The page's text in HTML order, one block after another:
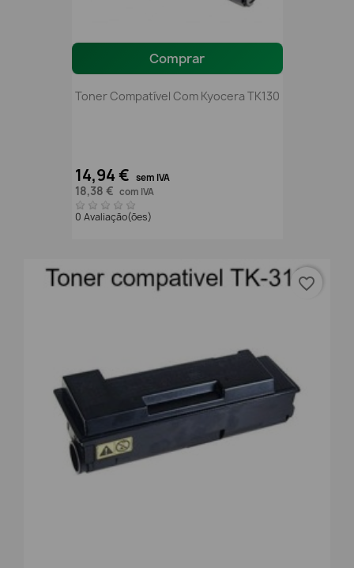
Comprar
Toner Compatível Com Kyocera TK130
14,94 € sem IVA
18,38 € com IVA
0 Avaliação(ões)
favorite_border